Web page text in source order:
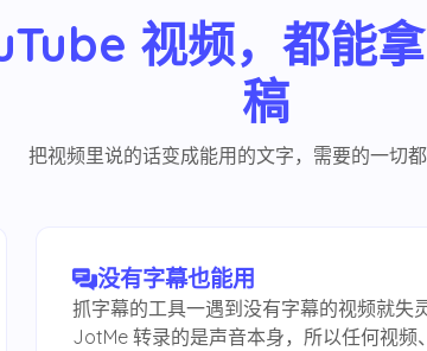
视频，都能
稿
把视频里说的话变成能用的文字，需要的一切都
没有字幕也能用
抓字幕的工具一遇到没有字幕的视频就失灵
JotMe 转录的是声音本身，所以任何视频